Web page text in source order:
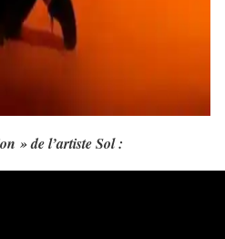
» de l’artiste Sol :